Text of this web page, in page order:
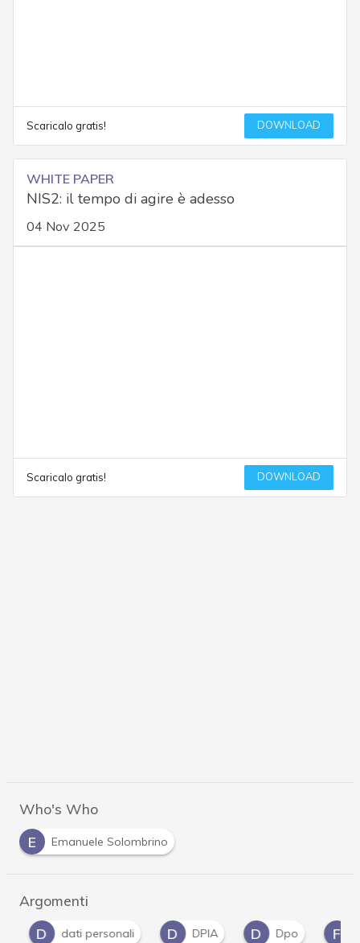
Scaricalo gratis! DOWNLOAD
WHITE PAPER
NIS2: il tempo di agire è adesso
04 Nov 2025
Scaricalo gratis! DOWNLOAD
Who's Who
E
Emanuele Solombrino
Argomenti
D
dati personali D DPIA D Dpo F